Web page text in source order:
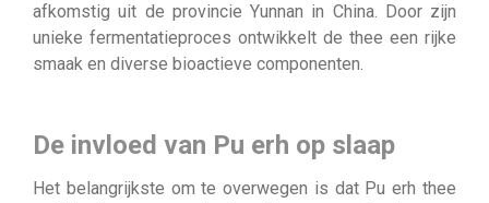
afkomstig uit de provincie Yunnan in China. Door zijn
unieke fermentatieproces ontwikkelt de thee een rijke
smaak en diverse bioactieve componenten.
De invloed van Pu erh op slaap
Het belangrijkste om te overwegen is dat Pu erh thee